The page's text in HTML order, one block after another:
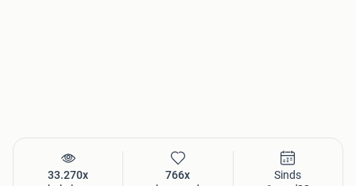
33.270x
766x
Sinds